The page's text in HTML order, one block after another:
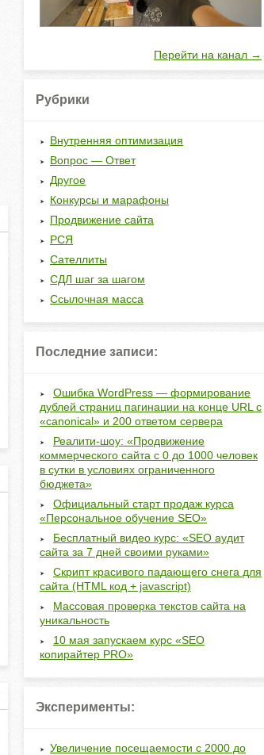
Перейти на канал →
Рубрики
Внутренняя оптимизация
Вопрос — Ответ
Другое
Конкурсы и марафоны
Продвижение сайта
РСЯ
Сателлиты
СДЛ шаг за шагом
Ссылочная масса
Последние записи:
Ошибка WordPress — формирование
дублей страниц пагинации на конце URL с
«canonical» и 200 ответом сервера
Реалити-шоу: «Продвижение
коммерческого сайта с 0 до 1000 человек
в сутки в условиях ограниченного
бюджета»
Официальный старт продаж курса
«Персональное обучение SEO»
Бесплатный видео курс: «SEO аудит
сайта за 7 дней своими руками»
Скрипт красивого падающего снега для
сайта (HTML код + javascript)
Массовая проверка текстов сайта на
уникальность
10 мая запускаем курс «SEO
копирайтер PRO»
Эксперименты:
Увеличение посещаемости с 2000 до